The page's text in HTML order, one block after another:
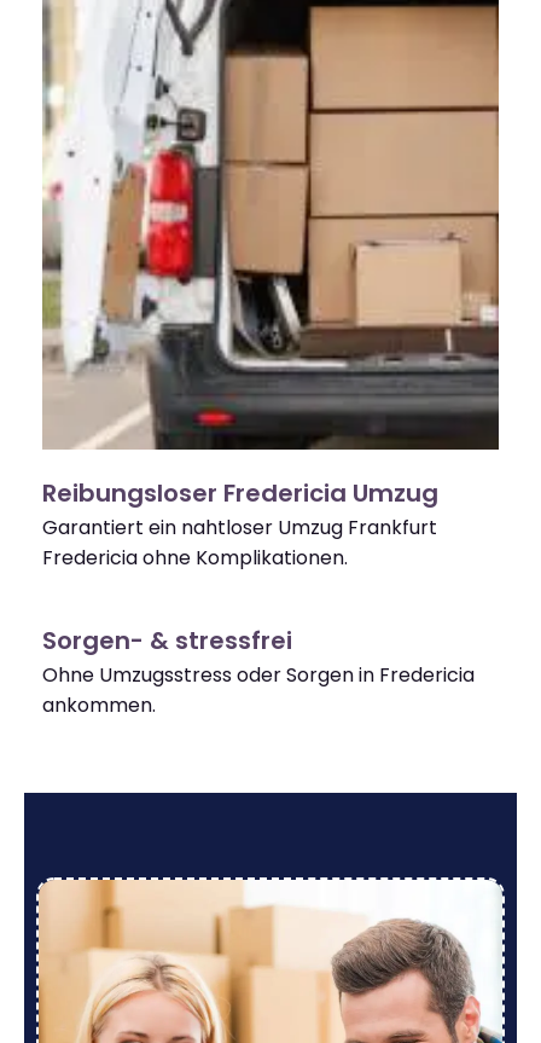
Reibungsloser Fredericia Umzug
Garantiert ein nahtloser Umzug Frankfurt
Fredericia ohne Komplikationen.
Sorgen- & stressfrei
Ohne Umzugsstress oder Sorgen in Fredericia
ankommen.